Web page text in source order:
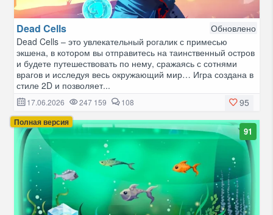
Dead Cells
Обновлено
Dead Cells – это увлекательный рогалик с примесью
экшена, в котором вы отправитесь на таинственный остров
и будете путешествовать по нему, сражаясь с сотнями
врагов и исследуя весь окружающий мир… Игра создана в
стиле 2D и позволяет...
95
17.06.2026 247 159 108
Полная версия
91